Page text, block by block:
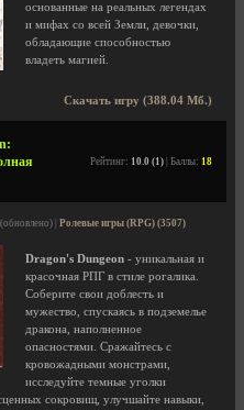
основанные на реальных легендах
и мифах со всей Земли, девочки,
обладающие способностью
владеть магией.
Скачать игру (388.04 Мб.)
Рейтинг: 10.0 (1) | Баллы: 18
| Ролевые игры (RPG) (3507)
Dragon's Dungeon - уникальная и
красочная РПГ в стиле рогалика.
Соберите свои доблесть и
мужество, спускаясь в подземелье
дракона, наполненное
опасностями. Сражайтесь с
кровожадными монстрами,
исследуйте темные уголки
сокровищ, улучшайте навыки,